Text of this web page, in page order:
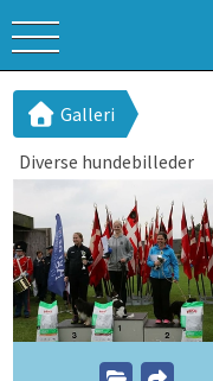
Galleri
Diverse hundebilleder